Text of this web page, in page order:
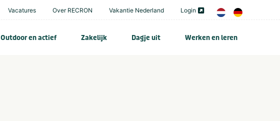
Vacatures Over RECRON Vakantie Nederland Login
Outdoor en actief Zakelijk Dagje uit Werken en leren